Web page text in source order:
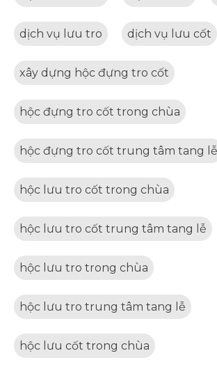
dịch vụ lưu tro dịch vụ lưu cốt
xây dựng hộc đựng tro cốt
hộc đựng tro cốt trong chùa
hộc đựng tro cốt trung tâm tang lễ
hộc lưu tro cốt trong chùa
hộc lưu tro cốt trung tâm tang lễ
hộc lưu tro trong chùa
hộc lưu tro trung tâm tang lễ
hộc lưu cốt trong chùa